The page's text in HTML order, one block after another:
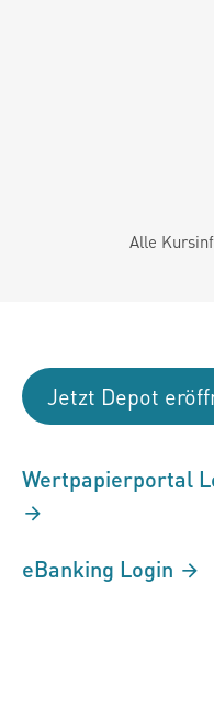
Alle
Jetzt Depot
Wertpapierportal
eBanking Login